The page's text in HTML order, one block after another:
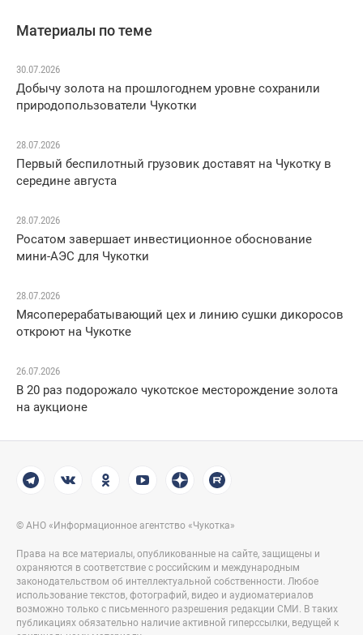
Материалы по теме
30.07.2026
Добычу золота на прошлогоднем уровне сохранили
природопользователи Чукотки
28.07.2026
Первый беспилотный грузовик доставят на Чукотку в
середине августа
28.07.2026
Росатом завершает инвестиционное обоснование
мини-АЭС для Чукотки
28.07.2026
Мясоперерабатывающий цех и линию сушки дикоросов
откроют на Чукотке
26.07.2026
В 20 раз подорожало чукотское месторождение золота
на аукционе
© АНО «Информационное агентство «Чукотка»
Права на все материалы, опубликованные на сайте, защищены и
охраняются в соответствие с российским и международным
законодательством об интеллектуальной собственности. Любое
использование текстов, фотографий, видео и аудиоматериалов
возможно только с письменного разрешения редакции СМИ. В таких
публикациях обязательно наличие активной гиперссылки, ведущей к